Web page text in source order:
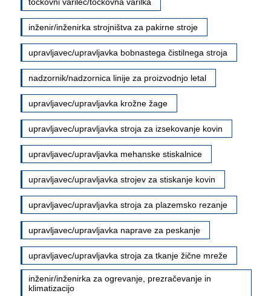
inženir/inženirka strojništva za pakirne stroje
upravljavec/upravljavka bobnastega čistilnega stroja
nadzornik/nadzornica linije za proizvodnjo letal
upravljavec/upravljavka krožne žage
upravljavec/upravljavka stroja za izsekovanje kovin
upravljavec/upravljavka mehanske stiskalnice
upravljavec/upravljavka strojev za stiskanje kovin
upravljavec/upravljavka stroja za plazemsko rezanje
upravljavec/upravljavka naprave za peskanje
upravljavec/upravljavka stroja za tkanje žične mreže
inženir/inženirka za ogrevanje, prezračevanje in
klimatizacijo